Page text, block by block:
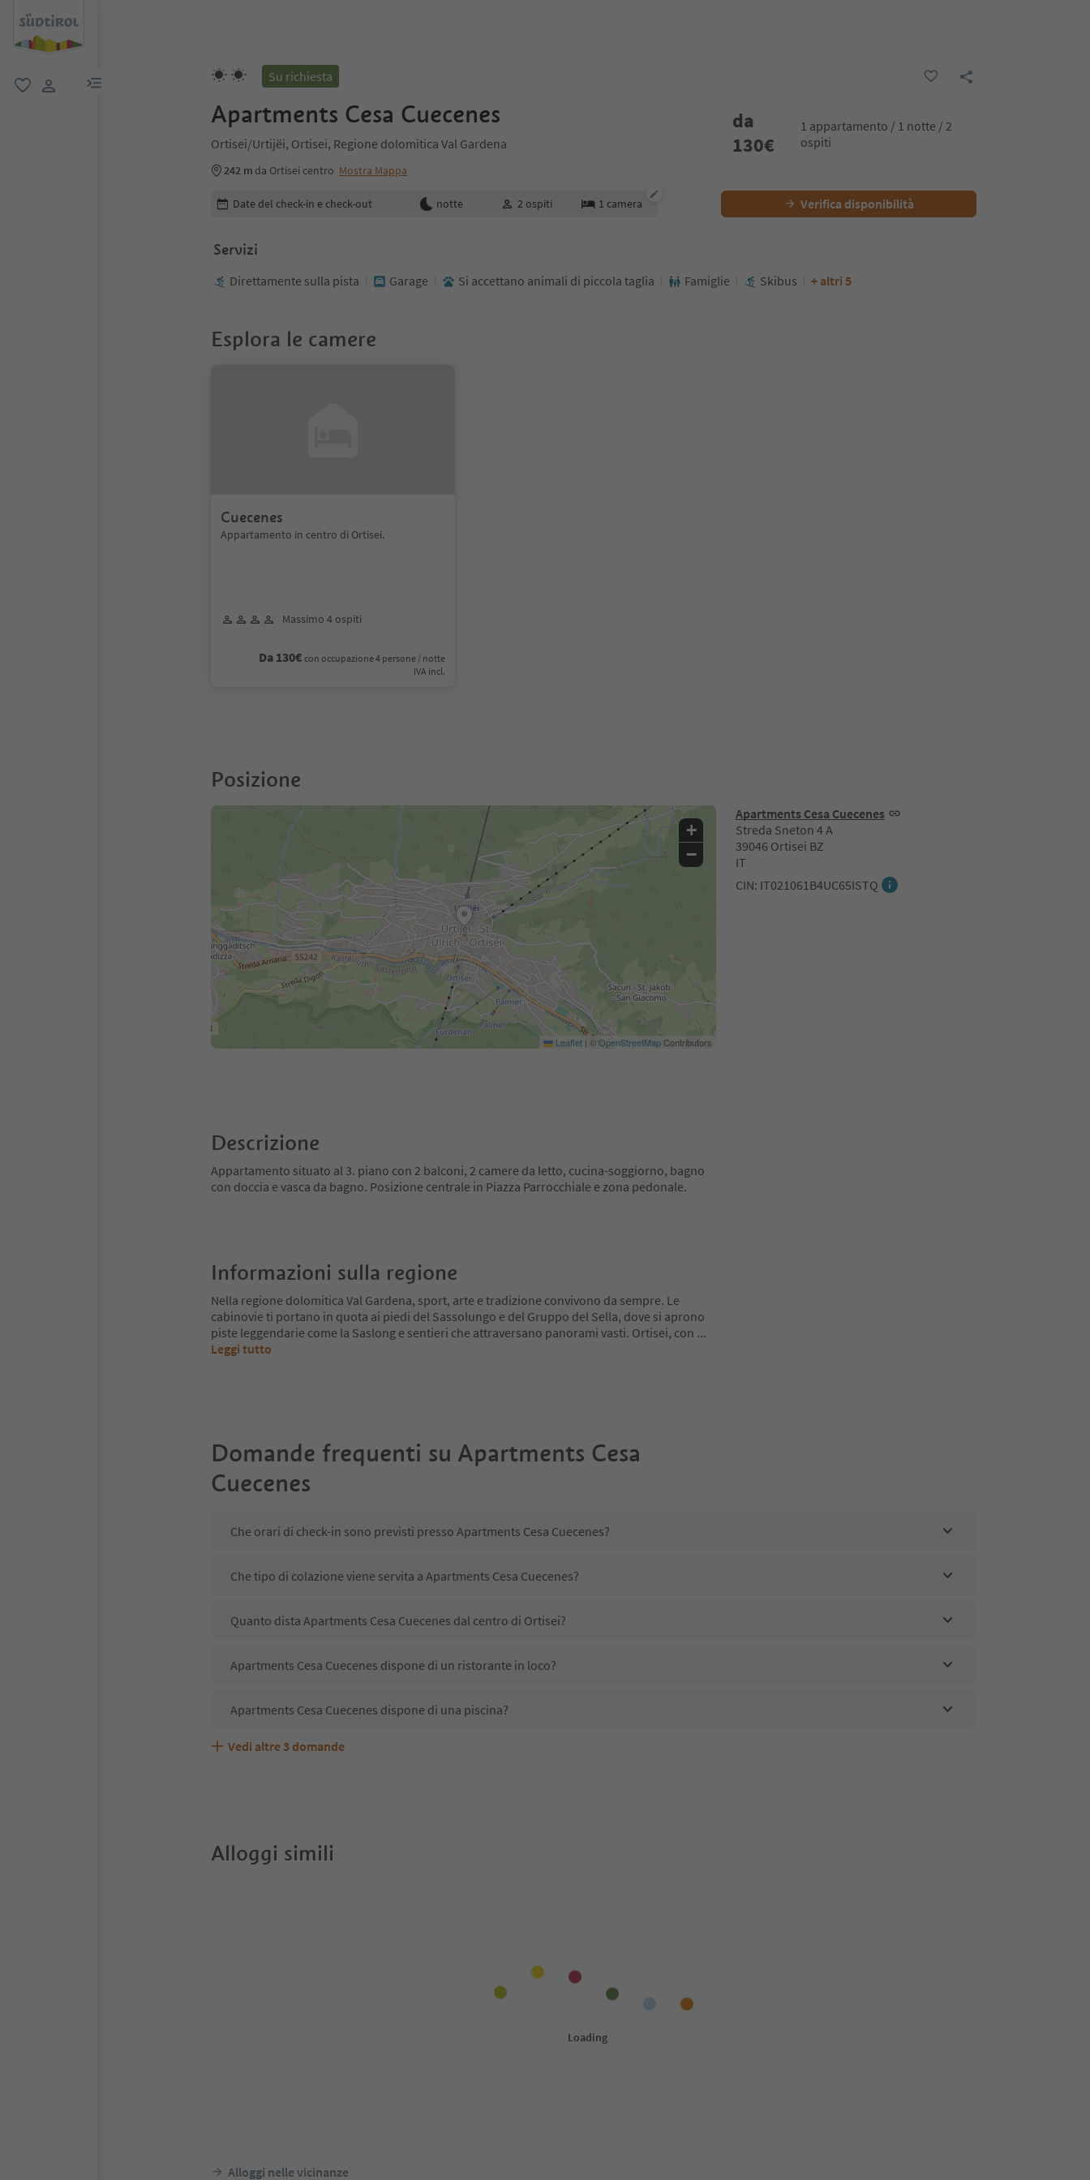
menu link Su richiesta
Apartments Cesa Cuecenes
Ortisei/Urtijëi, Ortisei, Regione dolomitica Val Gardena
242 m da Ortisei centro Mostra Mappa
da
130€
1 appartamento / 1 notte / 2
ospiti
Modifica i dettagli della prenotazione
Date del check-in e check-out notte 2 ospiti 1 camera Verifica disponibilità
Servizi
Direttamente sulla pista Garage Si accettano animali di piccola taglia Famiglie Skibus + altri 5
Esplora le camere
Cuecenes
Appartamento in centro di Ortisei.
Massimo 4 ospiti
Da 130€ con occupazione 4 persone / notte
IVA incl.
Posizione
Apartments Cesa Cuecenes
Streda Sneton 4 A
39046 Ortisei BZ
IT
CIN: IT021061B4UC65ISTQ
+
−
Leaflet | ©OpenStreetMapContributors
Descrizione
Appartamento situato al 3. piano con 2 balconi, 2 camere da letto, cucina-soggiorno, bagno
con doccia e vasca da bagno. Posizione centrale in Piazza Parrocchiale e zona pedonale.
Informazioni sulla regione
Nella regione dolomitica Val Gardena, sport, arte e tradizione convivono da sempre. Le
cabinovie ti portano in quota ai piedi del Sassolungo e del Gruppo del Sella, dove si aprono
piste leggendarie come la Saslong e sentieri che attraversano panorami vasti. Ortisei, con ...
Leggi tutto
Domande frequenti su Apartments Cesa
Cuecenes
Che orari di check-in sono previsti presso Apartments Cesa Cuecenes?
Che tipo di colazione viene servita a Apartments Cesa Cuecenes?
Quanto dista Apartments Cesa Cuecenes dal centro di Ortisei?
Apartments Cesa Cuecenes dispone di un ristorante in loco?
Apartments Cesa Cuecenes dispone di una piscina?
Apartments Cesa Cuecenes accetta animali domestici?
Quali servizi/attività sono disponibili presso Apartments Cesa Cuecenes?
Gli ospiti di Apartments Cesa Cuecenes ricevono l'Alto Adige Guest Pass?
Vedi altre 3 domande
Alloggi simili
Alloggi nelle vicinanze